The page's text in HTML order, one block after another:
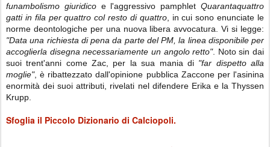
funambolismo giuridicoe l'aggressivo pamphletQuarantaquattro
gatti in fila per quattro col resto di quattro, in cui sono enunciate le
norme deontologiche per una nuova libera avvocatura. Vi si legge:
"Data una richiesta di pena da parte del PM, la linea disponibile per
accoglierla disegna necessariamente un angolo retto". Noto sin dai
suoi trent'anni come Zac, per la sua mania di "far dispetto alla
moglie", è ribattezzato dall'opinione pubblica Zaccone per l'asinina
enormità dei suoi attributi, rivelati nel difendere Erika e la Thyssen
Krupp.
Sfoglia il Piccolo Dizionario di Calciopoli.